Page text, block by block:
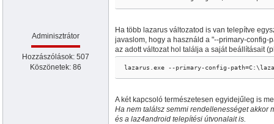
Adminisztrátor
Hozzászólások: 507
Köszönetek: 86
Ha több lazarus változatod is van telepítve
javaslom, hogy a használd a "--primary-
az adott változat hol találja a saját beállításait
lazarus.exe --primary-config-
A két kapcsoló természetesen egyidejűleg is
Ha nem találsz semmi rendellenességet akkor
és a laz4android telepítési útvonalait is.